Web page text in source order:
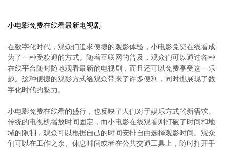
小电影免费在线看最新电视剧
在数字化时代，观众们追求便捷的观影体验，小电影免费在线看成
为了一种受欢迎的方式。随着互联网的普及，观众们可以通过各种
在线平台随时随地观看最新的电视剧，而且还可以免费享受这一乐
趣。这种便捷的观影方式给观众带来了许多便利，同时也展现了数
字化时代的魅力。
小电影免费在线看的盛行，也反映了人们对于娱乐方式的新需求。
传统的电视机播放时间固定，而小电影在线观看则打破了时间和地
域的限制，观众可以根据自己的时间安排自由选择观影时间。观众
们可以在工作之余、休息时间或者在公共交通工具上，随时打开手